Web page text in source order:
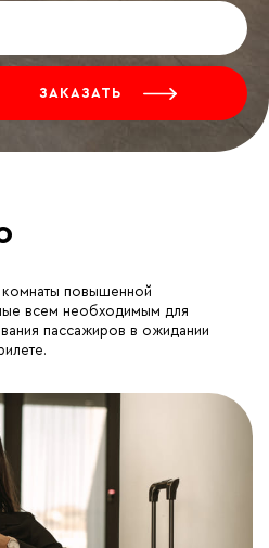
ЗАКАЗАТЬ
комнаты повышенной
всем необходимым для
пассажиров в ожидании